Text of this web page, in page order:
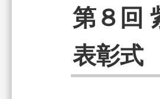
第８回
表彰式